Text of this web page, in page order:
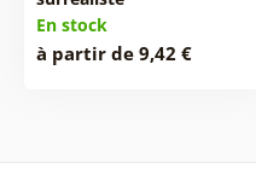
En stock
à partir de 9,42 €